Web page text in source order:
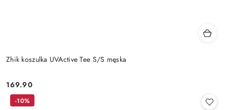
Zhik koszulka UVActive Tee S/S męska
Cena:
169.90
-10%